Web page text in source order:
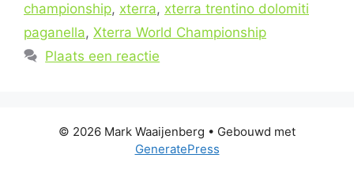
championship, xterra, xterra trentino dolomiti
paganella, Xterra World Championship
Plaats een reactie
© 2026 Mark Waaijenberg • Gebouwd met
GeneratePress